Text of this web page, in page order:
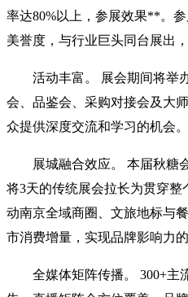
率达80%以上，参展效果**。
美誉度，与行业巨头同台展出
活动丰富。 展会期间将举
会、品鉴会、采购对接会及大
众提供深度交流和学习的机会。
展城融合效应。 本届秋糖
将3天的传统展会拉长为贯穿整
动南京全域商圈、文旅地标与
市消费增量，实现品牌影响力的
全媒体矩阵传播。 300+主